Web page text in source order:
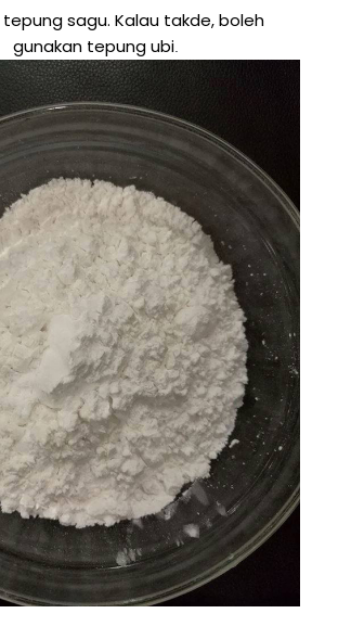
tepung sagu. Kalau takde, boleh
gunakan tepung ubi.